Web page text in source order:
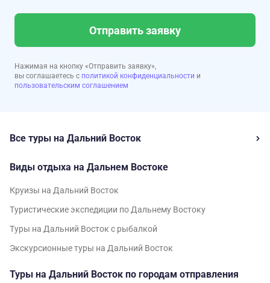
Отправить заявку
Нажимая на кнопку «Отправить заявку»,
вы соглашаетесь с политикой конфиденциальности и
пользовательским соглашением
Все туры на Дальний Восток
Виды отдыха на Дальнем Востоке
Круизы на Дальний Восток
Туристические экспедиции по Дальнему Востоку
Туры на Дальний Восток с рыбалкой
Экскурсионные туры на Дальний Восток
Туры на Дальний Восток по городам отправления